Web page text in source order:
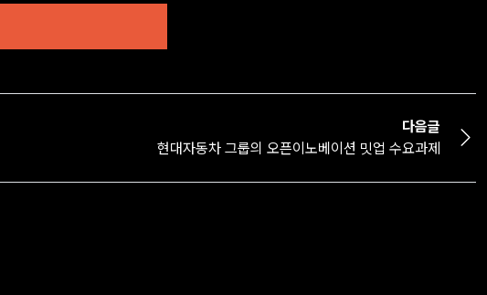
다음글
현대자동차 그룹의 오픈이노베이션 밋업 수요과제